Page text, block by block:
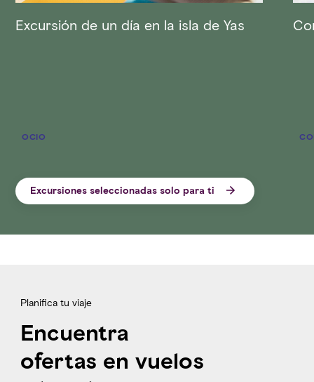
Excursión de un día en la isla de Yas
OCIO
Excursiones seleccionadas solo para ti
Planifica tu viaje
Encuentra
ofertas en vuelos